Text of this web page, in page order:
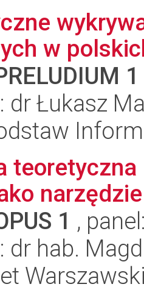
w
1
dr Łukasz
1 ,
dr hab.